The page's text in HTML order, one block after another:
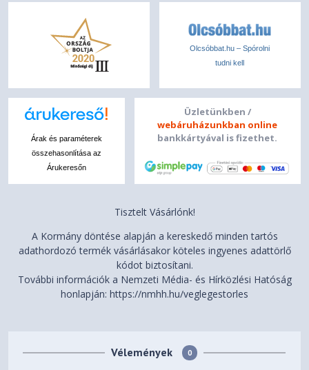
Olcsóbbat.hu – Spórolni
tudni kell
Árak és paraméterek
összehasonlítása az
Árukeresőn
Üzletünkben /
webáruházunkban online
bankkártyával is fizethet.
Tisztelt Vásárlónk!
A Kormány döntése alapján a kereskedő minden tartós
adathordozó termék vásárlásakor köteles ingyenes adattörlő
kódot biztosítani.
További információk a Nemzeti Média- és Hírközlési Hatóság
honlapján: https://nmhh.hu/veglegestorles
Vélemények 0